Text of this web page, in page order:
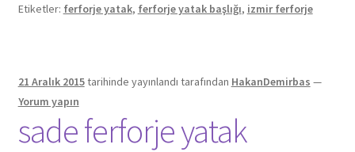
Etiketler: ferforje yatak, ferforje yatak başlığı, izmir ferforje
21 Aralık 2015tarihinde yayınlandı tarafından HakanDemirbas —
Yorum yapın
sade ferforje yatak